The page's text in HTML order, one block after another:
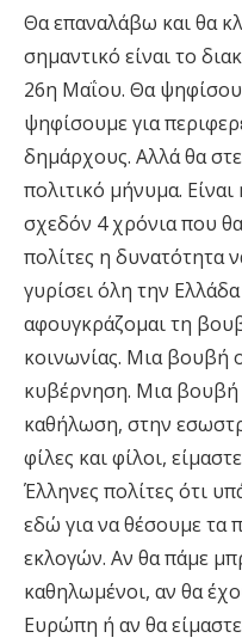
Θα επαναλάβω και θα
σημαντικό είναι το
26η Μαΐου. Θα
ψηφίσουμε για
δημάρχους. Αλλά θα
πολιτικό μήνυμα.
σχεδόν 4 χρόνια που
πολίτες η δυνατότητα
γυρίσει όλη την
αφουγκράζομαι τη
κοινωνίας. Μια βουβή
κυβέρνηση. Μια βουβή
καθήλωση, στην
φίλες και φίλοι,
Έλληνες πολίτες ότι
εδώ για να θέσουμε τα
εκλογών. Αν θα πάμε
καθηλωμένοι, αν θα
Ευρώπη ή αν θα